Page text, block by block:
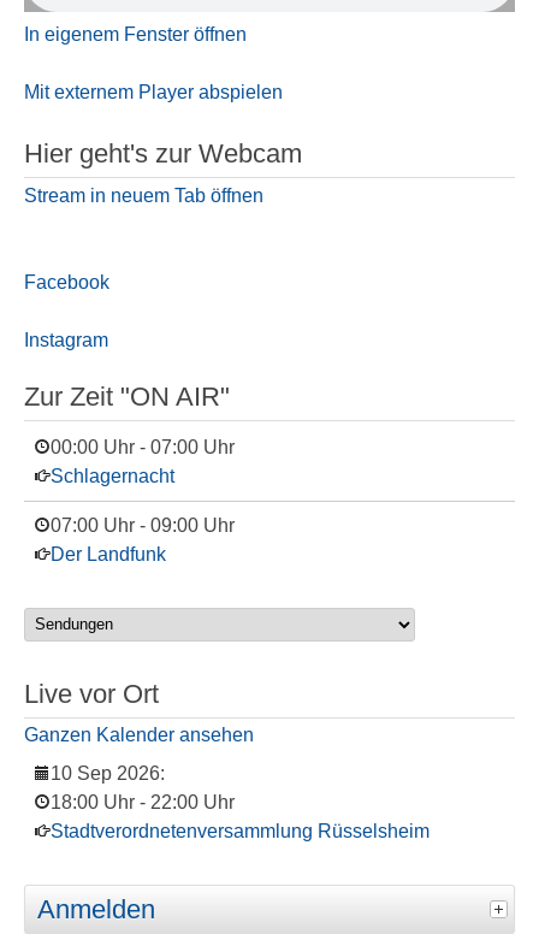
In eigenem Fenster öffnen
Mit externem Player abspielen
Hier geht's zur Webcam
Stream in neuem Tab öffnen
Facebook
Instagram
Zur Zeit "ON AIR"
00:00 Uhr - 07:00 Uhr
Schlagernacht
07:00 Uhr - 09:00 Uhr
Der Landfunk
Live vor Ort
Ganzen Kalender ansehen
10 Sep 2026:
18:00 Uhr - 22:00 Uhr
Stadtverordnetenversammlung Rüsselsheim
Anmelden